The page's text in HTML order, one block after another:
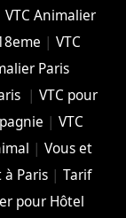
VTC Animalier
| VTC
Paris
|VTC pour
| VTC
|Vous et
à Paris| Tarif
pour Hôtel